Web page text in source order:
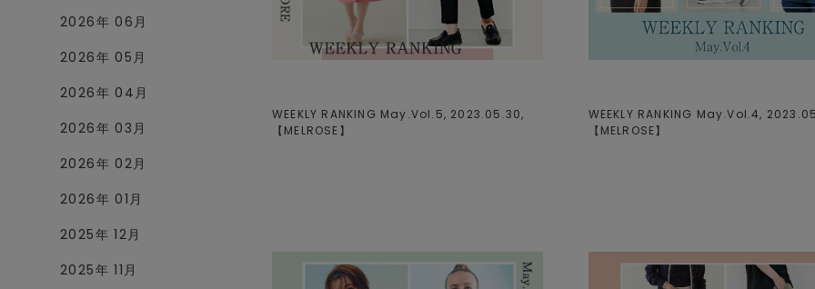
2026年 06月
2026年 05月
2026年 04月
2026年 03月
2026年 02月
2026年 01月
2025年 12月
2025年 11月
WEEKLY RANKING May.Vol.5, 2023.05.30,
【 MELROSE 】
WEEKLY RANKING May.Vol.4,
【 MELROSE】